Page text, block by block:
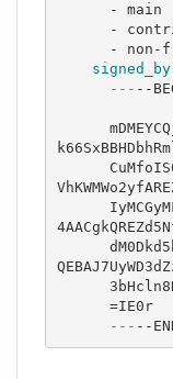
-
    signed_by
--- --
--- --